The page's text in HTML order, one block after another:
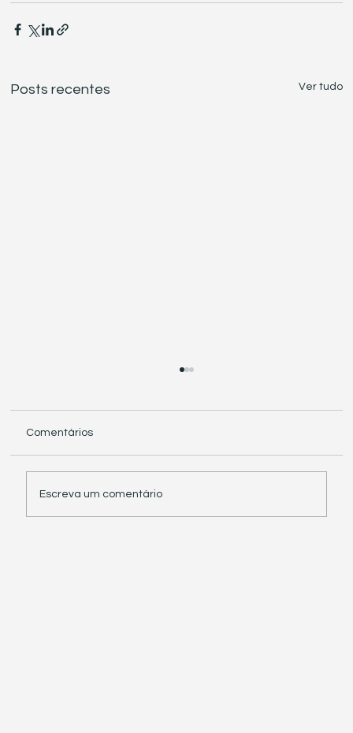
Posts recentes Ver tudo
Comentários
Escreva um comentário